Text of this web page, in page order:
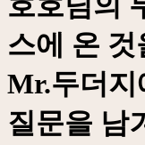
스에 온
Mr.두더지
질문을 남